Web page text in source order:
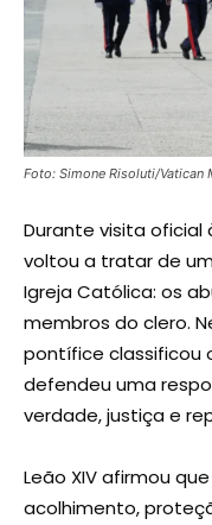
Foto: Simone Risoluti/Vatican
Durante visita oficial
voltou a tratar de
Igreja Católica: os
membros do clero.
pontífice classificou
defendeu uma
verdade, justiça e
Leão XIV afirmou
acolhimento,